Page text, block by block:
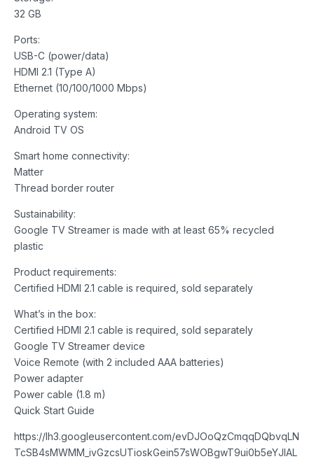
32 GB
Ports:
USB-C (power/data)
HDMI 2.1 (Type A)
Ethernet (10/100/1000 Mbps)
Operating system:
Android TV OS
Smart home connectivity:
Matter
Thread border router
Sustainability:
Google TV Streamer is made with at least 65% recycled
plastic
Product requirements:
Certified HDMI 2.1 cable is required, sold separately
What’s in the box:
Certified HDMI 2.1 cable is required, sold separately
Google TV Streamer device
Voice Remote (with 2 included AAA batteries)
Power adapter
Power cable (1.8 m)
Quick Start Guide
https://lh3.googleusercontent.com/evDJOoQzCmqqDQbvqLN
TcSB4sMWMM_ivGzcsUTioskGein57sWOBgwT9ui0b5eYJIAL